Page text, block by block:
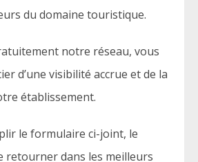
du domaine touristique.
notre réseau, vous
d’une visibilité accrue et de la
établissement.
le formulaire ci-joint, le
retourner dans les meilleurs